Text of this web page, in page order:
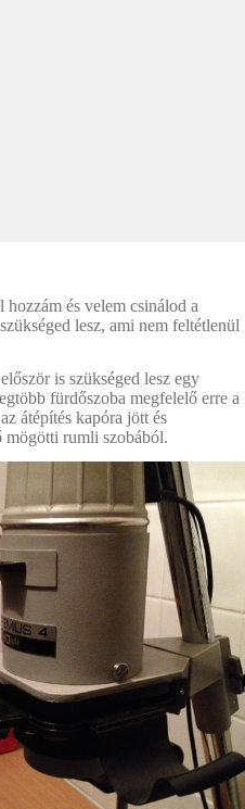
és velem csinálod a
lesz, ami nem feltétlenül
is szükséged lesz egy
fürdőszoba megfelelő erre a
átépítés kapóra jött és
rumli szobából.